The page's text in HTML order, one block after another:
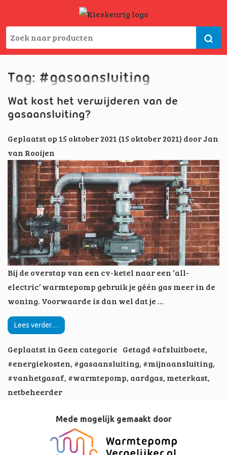
Tag: #gasaansluiting
Wat kost het verwijderen van de
gasaansluiting?
Geplaatst op15 oktober 2021 (15 oktober 2021) doorJan
van Rooijen
Bij de overstap van een cv-ketel naar een ‘all-
electric’ warmtepomp gebruik je géén gas meer in de
woning. Voorwaarde is dan wel dat je …
Lees verder…
Geplaatst in Geen categorie Getagd #afsluitboete,
#energiekosten, #gasaansluiting, #mijnaansluiting,
#vanhetgasaf, #warmtepomp, aardgas, meterkast,
netbeheerder
Mede mogelijk gemaakt door